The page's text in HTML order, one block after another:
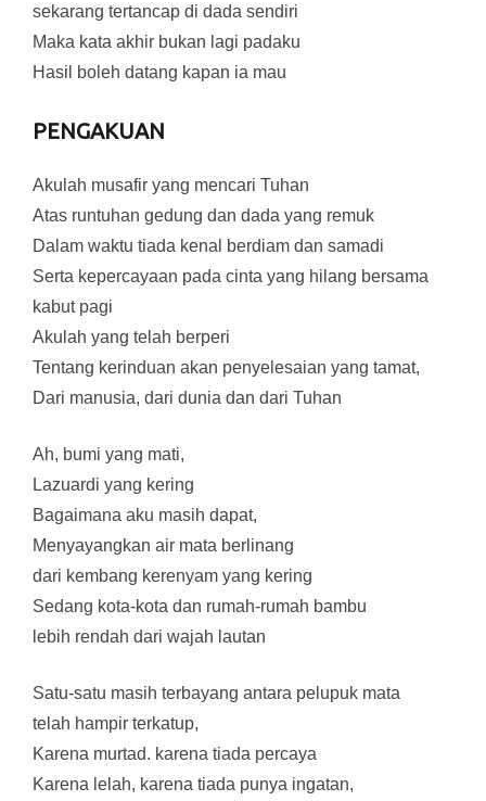
sekarang tertancap di dada sendiri
Maka kata akhir bukan lagi padaku
Hasil boleh datang kapan ia mau
PENGAKUAN
Akulah musafir yang mencari Tuhan
Atas runtuhan gedung dan dada yang remuk
Dalam waktu tiada kenal berdiam dan samadi
Serta kepercayaan pada cinta yang hilang bersama
kabut pagi
Akulah yang telah berperi
Tentang kerinduan akan penyelesaian yang tamat,
Dari manusia, dari dunia dan dari Tuhan
Ah, bumi yang mati,
Lazuardi yang kering
Bagaimana aku masih dapat,
Menyayangkan air mata berlinang
dari kembang kerenyam yang kering
Sedang kota-kota dan rumah-rumah bambu
lebih rendah dari wajah lautan
Satu-satu masih terbayang antara pelupuk mata
telah hampir terkatup,
Karena murtad. karena tiada percaya
Karena lelah, karena tiada punya ingatan,